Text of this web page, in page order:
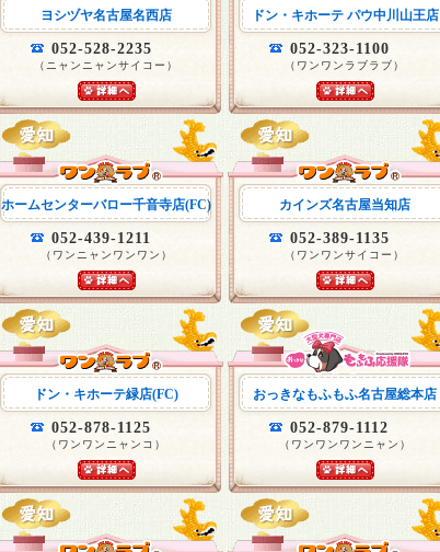
ヨシヅヤ名古屋名西店
052-528-2235
（ニャンニャンサイコー）
ドン・キホーテ パウ中川山王店
052-323-1100
（ワンワンラブラブ）
ホームセンターバロー千音寺店(FC)
052-439-1211
（ワンニャンワンワン）
カインズ名古屋当知店
052-389-1135
（ワンワンサイコー）
ドン・キホーテ緑店(FC)
052-878-1125
（ワンワンニャンコ）
おっきなもふもふ名古屋総本店
052-879-1112
（ワンワンワンニャン）